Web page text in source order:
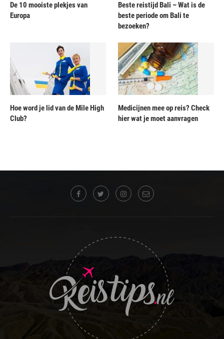
De 10 mooiste plekjes van
Europa
Beste reistijd Bali – Wat is de
beste periode om Bali te
bezoeken?
Hoe word je lid van de Mile High
Club?
Medicijnen mee op reis? Check
hier wat je moet aanvragen